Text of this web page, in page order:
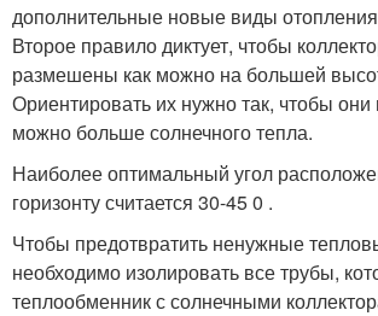
дополнительные новые виды
Второе правило диктует, чтобы
размешены как можно на большей
Ориентировать их нужно так, чтобы
можно больше солнечного тепла.
Наиболее оптимальный угол
горизонту считается 30-45 0 .
Чтобы предотвратить ненужные
необходимо изолировать все трубы,
теплообменник с солнечными